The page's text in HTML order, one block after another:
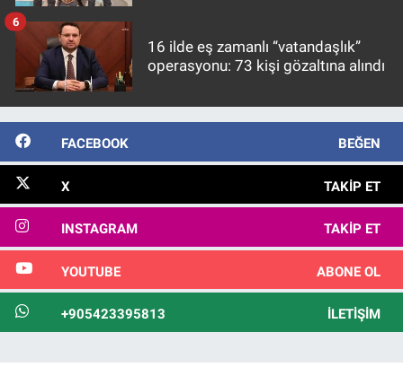
16 ilde eş zamanlı “vatandaşlık”
operasyonu: 73 kişi gözaltına alındı
6
FACEBOOK BEĞEN
X TAKIP ET
INSTAGRAM TAKIP ET
YOUTUBE ABONE OL
+905423395813 İLETIŞIM